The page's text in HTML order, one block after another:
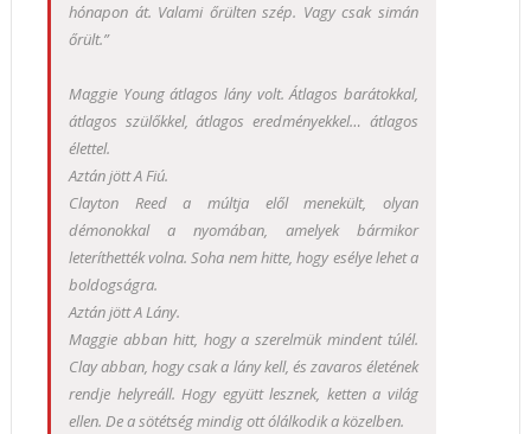
hónapon át. Valami őrülten szép. Vagy csak simán
őrült.”
Maggie Young átlagos lány volt. Átlagos barátokkal,
átlagos szülőkkel, átlagos eredményekkel… átlagos
élettel.
Aztán jött A Fiú.
Clayton Reed a múltja elől menekült, olyan
démonokkal a nyomában, amelyek bármikor
leteríthették volna. Soha nem hitte, hogy esélye lehet a
boldogságra.
Aztán jött A Lány.
Maggie abban hitt, hogy a szerelmük mindent túlél.
Clay abban, hogy csak a lány kell, és zavaros életének
rendje helyreáll. Hogy együtt lesznek, ketten a világ
ellen. De a sötétség mindig ott ólálkodik a közelben.